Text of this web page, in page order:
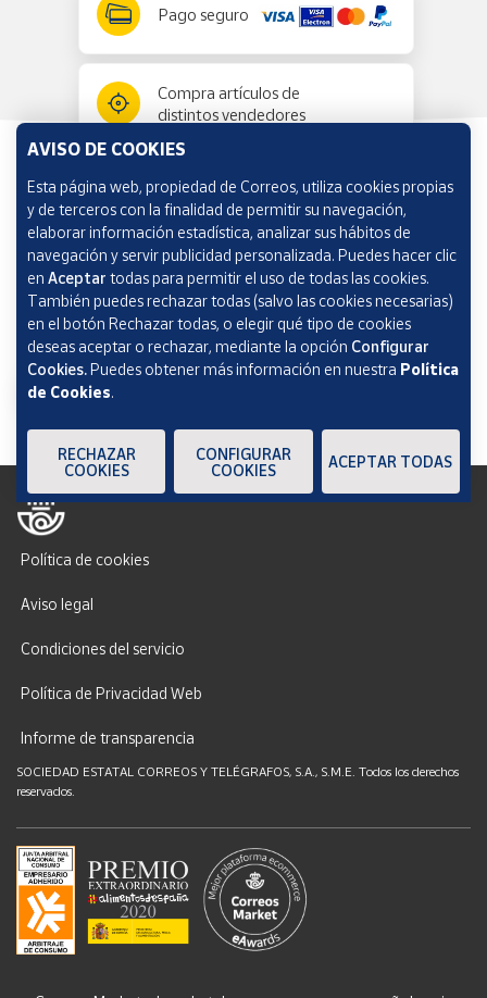
Pago seguro
Compra artículos de
distintos vendedores
Información y ayuda
Correos Market
Política de cookies
Aviso legal
Condiciones del servicio
Política de Privacidad Web
Informe de transparencia
SOCIEDAD ESTATAL CORREOS Y TELÉGRAFOS, S.A., S.M.E. Todos los derechos
reservados.
AVISO DE COOKIES
Esta página web, propiedad de Correos, utiliza cookies propias
y de terceros con la finalidad de permitir su navegación,
elaborar información estadística, analizar sus hábitos de
navegación y servir publicidad personalizada. Puedes hacer clic
en Aceptar todas para permitir el uso de todas las cookies.
También puedes rechazar todas (salvo las cookies necesarias)
en el botón Rechazar todas, o elegir qué tipo de cookies
deseas aceptar o rechazar, mediante la opción Configurar
Cookies.Puedes obtener más información en nuestra Política
de Cookies.
RECHAZAR
COOKIES
CONFIGURAR
COOKIES
ACEPTAR TODAS